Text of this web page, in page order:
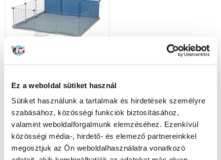
Ez a weboldal sütiket használ
Sütiket használunk a tartalmak és hirdetések személyre
szabásához, közösségi funkciók biztosításához,
valamint weboldalforgalmunk elemzéséhez. Ezenkívül
közösségi média-, hirdető- és elemező partnereinkkel
megosztjuk az Ön weboldalhasználatra vonatkozó
ZOLUX NEOLIFE Neopark
tengerimalac ketrec
105x105x35 cm kék